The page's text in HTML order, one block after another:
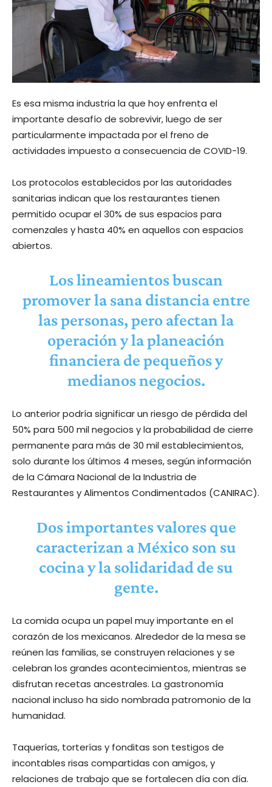
Es esa misma industria la que hoy enfrenta el
importante desafío de sobrevivir, luego de ser
particularmente impactada por el freno de
actividades impuesto a consecuencia de COVID-19.
Los protocolos establecidos por las autoridades
sanitarias indican que los restaurantes tienen
permitido ocupar el 30% de sus espacios para
comenzales y hasta 40% en aquellos con espacios
abiertos.
Los lineamientos buscan
promover la sana distancia entre
las personas, pero afectan la
operación y la planeación
financiera de pequeños y
medianos negocios.
Lo anterior podría significar un riesgo de pérdida del
50% para 500 mil negocios y la probabilidad de cierre
permanente para más de 30 mil establecimientos,
solo durante los últimos 4 meses, según información
de la Cámara Nacional de la Industria de
Restaurantes y Alimentos Condimentados (CANIRAC).
Dos importantes valores que
caracterizan a México son su
cocina y la solidaridad de su
gente.
La comida ocupa un papel muy importante en el
corazón de los mexicanos. Alrededor de la mesa se
reúnen las familias, se construyen relaciones y se
celebran los grandes acontecimientos, mientras se
disfrutan recetas ancestrales. La gastronomía
nacional incluso ha sido nombrada patromonio de la
humanidad.
Taquerías, torterías y fonditas son testigos de
incontables risas compartidas con amigos, y
relaciones de trabajo que se fortalecen día con día.